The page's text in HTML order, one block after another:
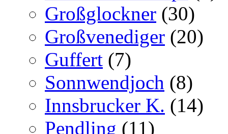
Großglockner (30)
Großvenediger (20)
Guffert (7)
Sonnwendjoch (8)
Innsbrucker K. (14)
Pendling (11)